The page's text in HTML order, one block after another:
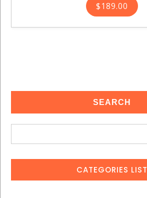
$189.00
SEARCH
CATEGORIES LIST